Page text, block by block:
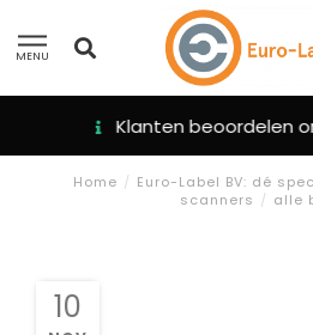
MENU
Klanten beoordelen
Home / Euro-Label BV: dé
scanners / alle
10